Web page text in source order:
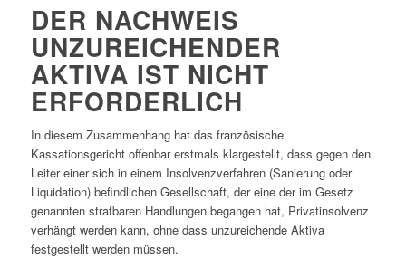
DER NACHWEIS
UNZUREICHENDER
AKTIVA IST NICHT
ERFORDERLICH
In diesem Zusammenhang hat das französische
Kassationsgericht offenbar erstmals klargestellt, dass gegen den
Leiter einer sich in einem Insolvenzverfahren (Sanierung oder
Liquidation) befindlichen Gesellschaft, der eine der im Gesetz
genannten strafbaren Handlungen begangen hat, Privatinsolvenz
verhängt werden kann, ohne dass unzureichende Aktiva
festgestellt werden müssen.